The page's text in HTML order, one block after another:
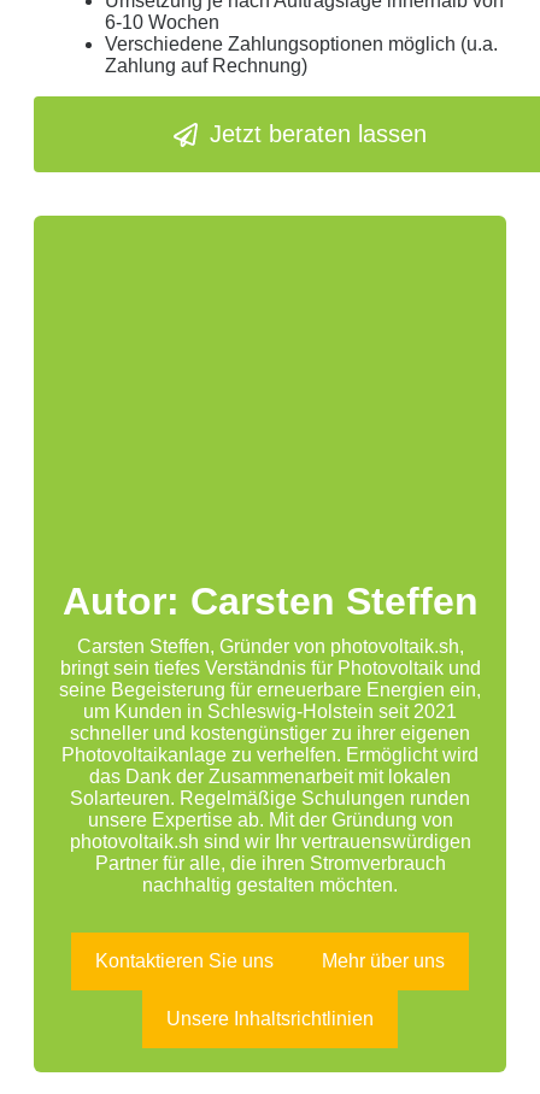
6-10 Wochen
Verschiedene Zahlungsoptionen möglich (u.a.
Zahlung auf Rechnung)
Jetzt beraten lassen
Autor: Carsten Steffen
Carsten Steffen, Gründer von photovoltaik.sh,
bringt sein tiefes Verständnis für Photovoltaik und
seine Begeisterung für erneuerbare Energien ein,
um Kunden in Schleswig-Holstein seit 2021
schneller und kostengünstiger zu ihrer eigenen
Photovoltaikanlage zu verhelfen. Ermöglicht wird
das Dank der Zusammenarbeit mit lokalen
Solarteuren. Regelmäßige Schulungen runden
unsere Expertise ab. Mit der Gründung von
photovoltaik.sh sind wir Ihr vertrauenswürdigen
Partner für alle, die ihren Stromverbrauch
nachhaltig gestalten möchten.
Kontaktieren Sie uns Mehr über uns
Unsere Inhaltsrichtlinien